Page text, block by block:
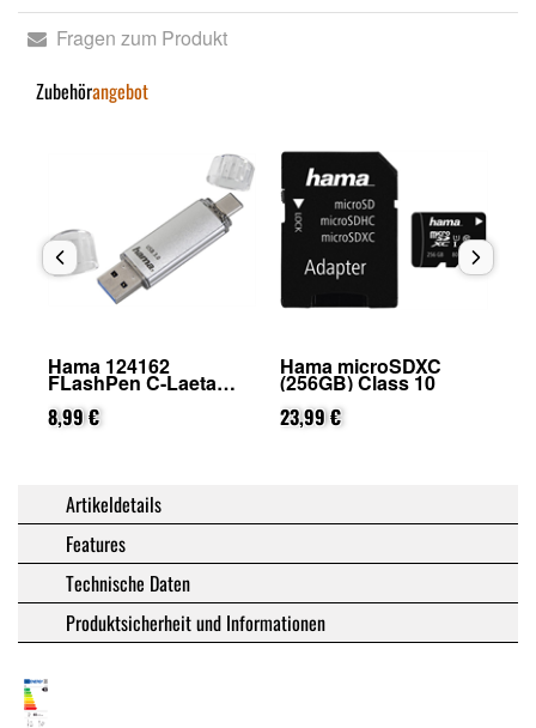
Fragen zum Produkt
Zubehörangebot
Hama 124162
FLashPen C-Laeta
32GB
8,99 €
Hama microSDXC
(256GB) Class 10
23,99 €
Artikeldetails
Features
Technische Daten
Produktsicherheit und Informationen